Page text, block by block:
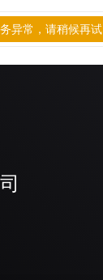
异常，请稍候再试